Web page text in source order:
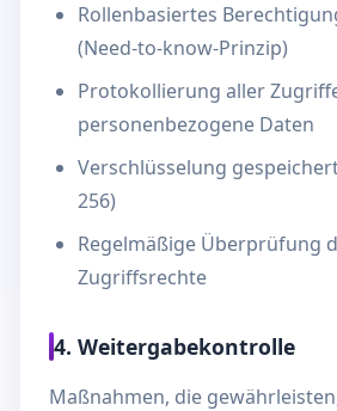
Rollenbasiertes
(Need-to-know-Prinzip)
Protokollierung aller
personenbezogene Daten
Verschlüsselung
256)
Regelmäßige Überprüfung
Zugriffsrechte
4. Weitergabekontrolle
Maßnahmen, die